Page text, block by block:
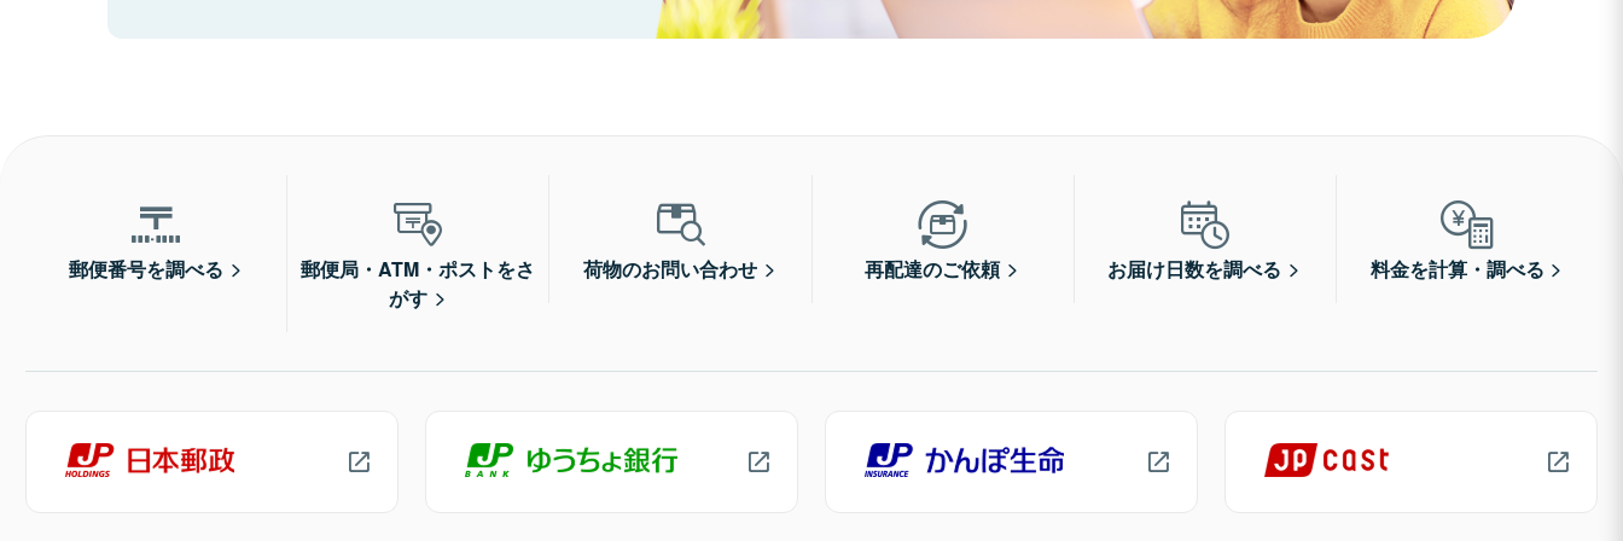
郵便番号を調べる
郵便局・ATM・ポストをさ
がす
荷物のお問い合わせ 再配達のご依頼 お届け日数を調べる 料金を計算・調べる